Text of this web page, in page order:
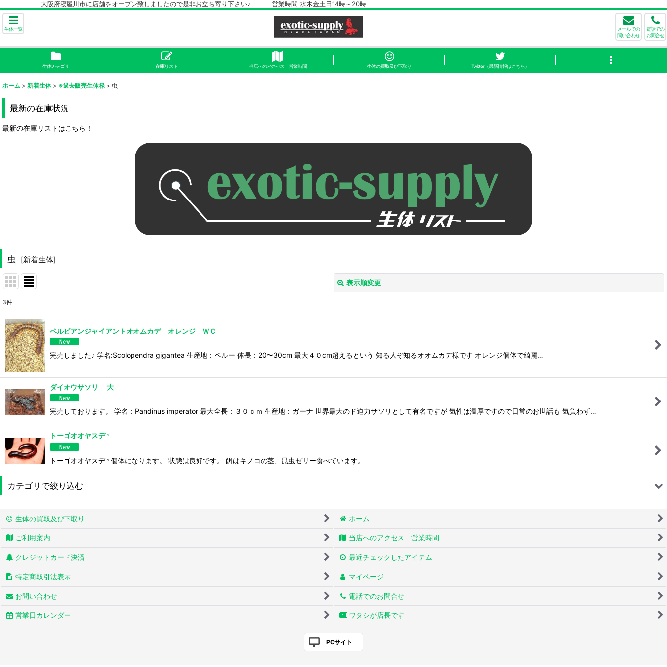
大阪府寝屋川市に店舗をオープン致しましたので是非お立ち寄り下さい♪ 営業時間 水木金土日14時～20時
生体一覧
メールでの
問い合わせ
電話での
お問合せ
生体カテゴリ 在庫リスト 当店へのアクセス 営業時間 生体の買取及び下取り Twitter（最新情報はこちら）
ホーム > 新着生体 > ※過去販売生体禄 > 虫
最新の在庫状況
最新の在庫リストはこちら！
虫 [新着生体]
表示順変更
並び順:
3件
ペルビアンジャイアントオオムカデ オレンジ ＷＣ
完売しました♪ 学名:Scolopendra gigantea 生産地：ペルー 体長：20〜30cm 最大４０cm超えるという 知る人ぞ知るオオムカデ様です オレンジ個体で綺麗…
ダイオウサソリ 大
完売しております。 学名：Pandinus imperator 最大全長：３０ｃｍ 生産地：ガーナ 世界最大のド迫力サソリとして有名ですが 気性は温厚ですので日常のお世話も 気負わず…
トーゴオオヤスデ♀
トーゴオオヤスデ♀個体になります。 状態は良好です。 餌はキノコの茎、昆虫ゼリー食べています。
カテゴリで絞り込む
お迎えいただいた トリさんたち
水棲ガメ
陸ガメ
蛇
トカゲ
生体の買取及び下取り ホーム
ご利用案内 当店へのアクセス 営業時間
クレジットカード決済 最近チェックしたアイテム
特定商取引法表示 マイページ
お問い合わせ 電話でのお問合せ
営業日カレンダー ワタシが店長です
PCサイト